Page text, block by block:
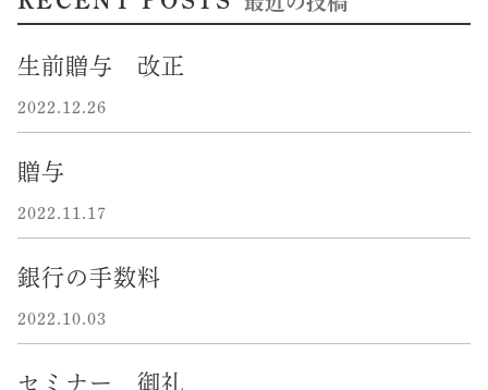
生前贈与 改正
2022.12.26
贈与
2022.11.17
銀行の手数料
2022.10.03
セミナー 御礼